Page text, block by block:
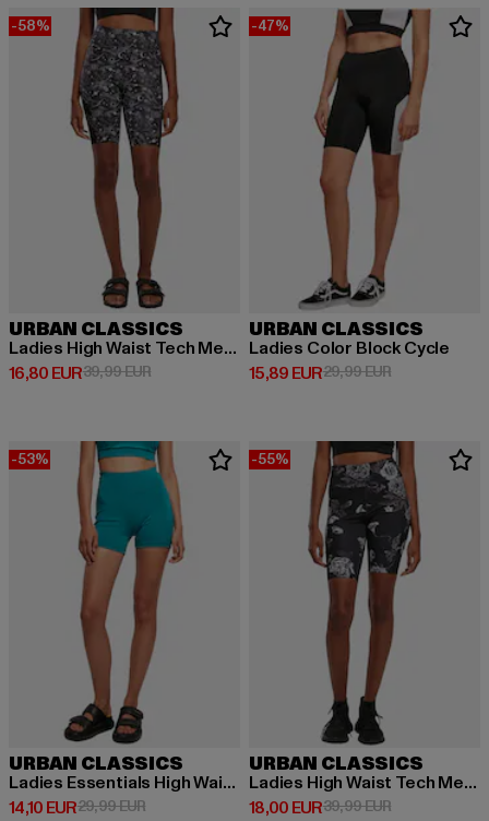
-58%
URBAN CLASSICS
Ladies High Waist Tech Mesh Aop Cycle
16,80 EUR
Derzeitiger Preis: 16,80 EUR
39,99 EURAktionspreis: 39,99 EUR
-47%
URBAN CLASSICS
Ladies Color Block Cycle
15,89 EUR
Derzeitiger Preis: 15,89 EUR
29,99 EURAktionspreis:
-53%
URBAN CLASSICS
Ladies Essentials High Waist Cycle Hot
14,10 EUR
Derzeitiger Preis: 14,10 EUR
29,99 EURAktionspreis: 29,99 EUR
-55%
URBAN CLASSICS
Ladies High Waist Tech Mesh Aop Cycle
18,00 EUR
Derzeitiger Preis: 18,00 EUR
39,99 EURAktionspreis: